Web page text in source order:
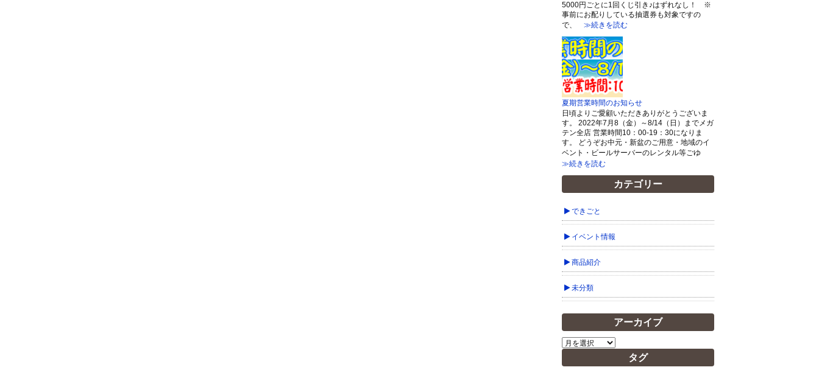
5000円ごとに1回くじ引き♪はずれなし！ ※
事前にお配りしている抽選券も対象ですの
で、
≫続きを読む
夏期営業時間のお知らせ
日頃よりご愛顧いただきありがとうございま
す。 2022年7月8（金）～8/14（日）までメガ
テン全店 営業時間10：00-19：30になりま
す。 どうぞお中元・新盆のご用意・地域のイ
ベント・ビールサーバーのレンタル等ごゆ
≫続きを読む
カテゴリー
できごと
イベント情報
商品紹介
未分類
アーカイブ
ア
ー
カ
タグ